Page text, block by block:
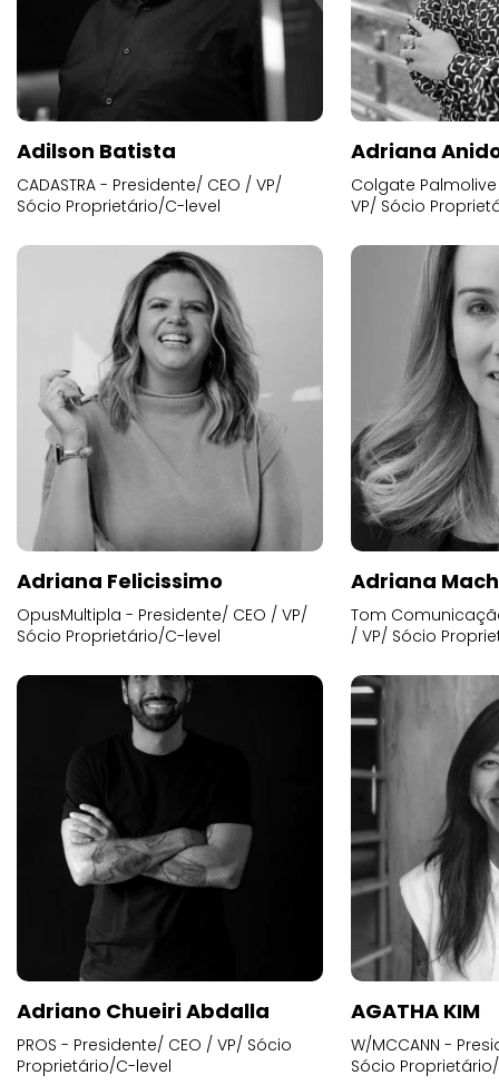
Adilson Batista
CADASTRA - Presidente/ CEO / VP/
Sócio Proprietário/C-level
Adriana
Colgate
VP/ Sócio
Adriana Felicissimo
OpusMultipla - Presidente/ CEO / VP/
Sócio Proprietário/C-level
Adriana
Tom
/ VP/ Sócio
Adriano Chueiri Abdalla
PROS - Presidente/ CEO / VP/ Sócio
Proprietário/C-level
AGATHA KIM
W/MCCANN -
Sócio